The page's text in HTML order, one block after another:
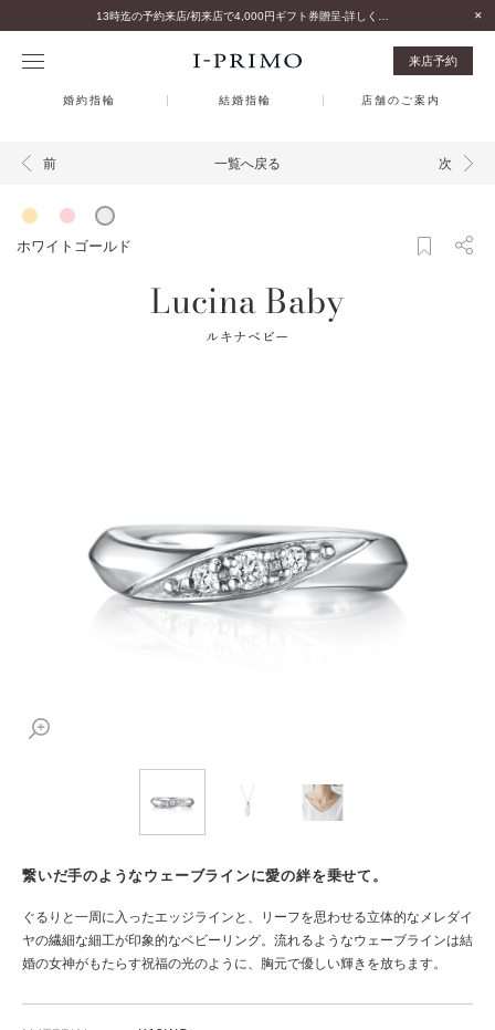
来店予約
婚約指輪 結婚指輪 店舗のご案内
前 一覧へ戻る 次
ホワイトゴールド
Lucina Baby
ルキナベビー
繋いだ手のようなウェーブラインに愛の絆を乗せて。
ぐるりと一周に入ったエッジラインと、リーフを思わせる立体的なメレダイ
ヤの繊細な細工が印象的なベビーリング。流れるようなウェーブラインは結
婚の女神がもたらす祝福の光のように、胸元で優しい輝きを放ちます。